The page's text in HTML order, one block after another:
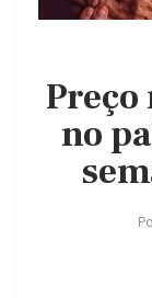
Preço
no